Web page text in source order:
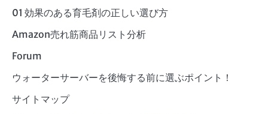
ー
01 効果のある育毛剤の正しい選び方
Amazon売れ筋商品リスト分析
Forum
ウォーターサーバーを後悔する前に選ぶポイント！
サイトマップ